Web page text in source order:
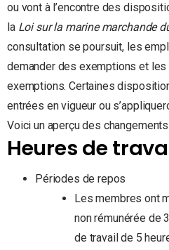
ou vont à l’encontre des
la Loi sur la marine marchande
consultation se poursuit, les
demander des exemptions et
exemptions. Certaines
entrées en vigueur ou
Voici un aperçu des
Heures de
Périodes de repos
Les membres ont
non rémunérée de
de travail de 5